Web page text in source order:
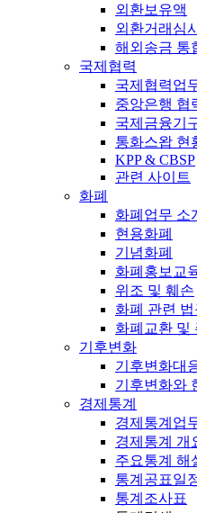
외환보유액
외환거래심
해외송금 통
국제협력
국제협력업
중앙은행 협
국제금융기
통화스왑 현
KPP & CBSP
관련 사이트
화폐
화폐업무 소
현용화폐
기념화폐
화폐홍보교
위조 및 훼손
화폐 관련 법
화폐교환 및
기후변화
기후변화대
기후변화와
경제통계
경제통계업
경제통계 개
주요통계 해
통계공표일
통계조사표